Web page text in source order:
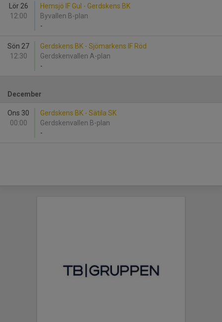
Lör 26
12:00
Hemsjö IF Gul - Gerdskens BK
Byvallen B-plan
-
Sön 27
12:30
Gerdskens BK - Sjömarkens IF Röd
Gerdskenvallen A-plan
-
December
Ons 30
00:00
Gerdskens BK - Sätila SK
Gerdskenvallen B-plan
-